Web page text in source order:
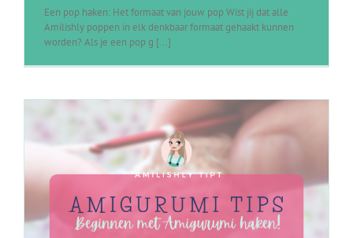
Een pop haken: Het formaat van jouw pop Wist jij dat alle
Amilishly poppen in elk denkbaar formaat gehaakt kunnen
worden? Als je een pop g [...]